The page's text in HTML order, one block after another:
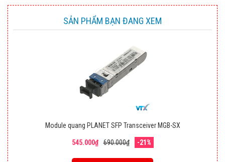
SẢN PHẨM BẠN ĐANG XEM
Module quang PLANET SFP Transceiver MGB-SX
545.000₫ 690.000₫ -21%